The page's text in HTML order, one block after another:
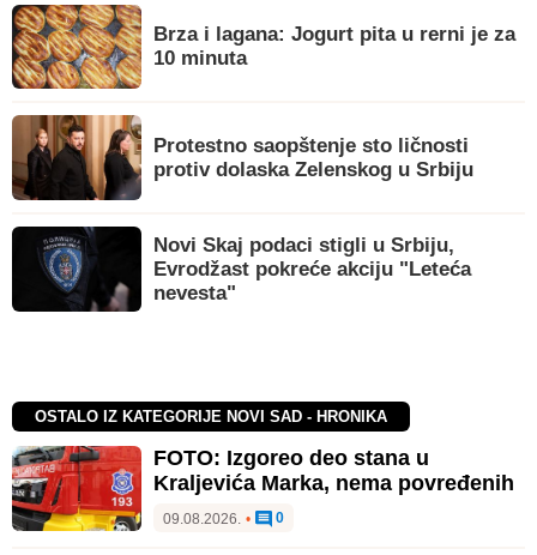
Brza i lagana: Jogurt pita u rerni je za
10 minuta
Protestno saopštenje sto ličnosti
protiv dolaska Zelenskog u Srbiju
Novi Skaj podaci stigli u Srbiju,
Evrodžast pokreće akciju "Leteća
nevesta"
OSTALO IZ KATEGORIJE NOVI SAD - HRONIKA
FOTO: Izgoreo deo stana u
Kraljevića Marka, nema povređenih
09.08.2026. • 0